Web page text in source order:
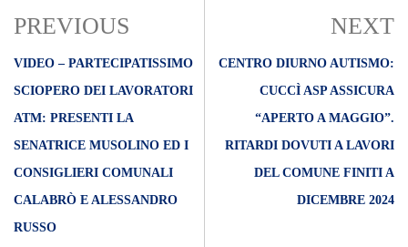
PREVIOUS
VIDEO – PARTECIPATISSIMO
SCIOPERO DEI LAVORATORI
ATM: PRESENTI LA
SENATRICE MUSOLINO ED I
CONSIGLIERI COMUNALI
CALABRÒ E ALESSANDRO
RUSSO
NEXT
CENTRO DIURNO AUTISMO:
CUCCÌ ASP ASSICURA
“APERTO A MAGGIO”.
RITARDI DOVUTI A LAVORI
DEL COMUNE FINITI A
DICEMBRE 2024